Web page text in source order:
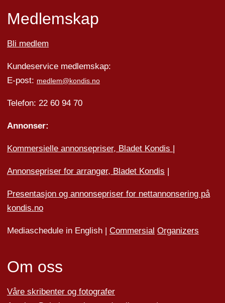
Medlemskap
Bli medlem
Kundeservice medlemskap:
E-post: medlem@kondis.no
Telefon: 22 60 94 70
Annonser:
Kommersielle annonsepriser, Bladet Kondis
Annonsepriser for arrangør, Bladet Kondis |
Presentasjon og annonsepriser for nettannonsering på
kondis.no
Mediaschedule in English | Commersial Organizers
Om oss
Våre skribenter og fotografer